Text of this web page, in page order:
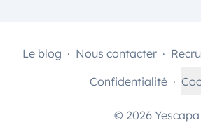
© 2026 Yescapa
Le blog Nous contacter
Confidentialité